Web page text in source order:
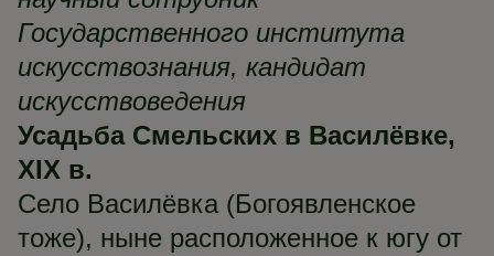
Государственного института
искусствознания, кандидат
искусствоведения
Усадьба Смельских в Василёвке,
XIX в.
Село Василёвка (Богоявленское
тоже), ныне расположенное к югу от